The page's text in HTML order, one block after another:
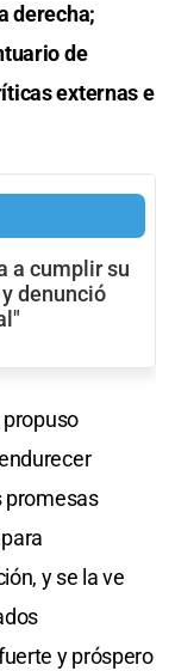
derecha;
de
externas e
a cumplir su
denunció
propuso
promesas
y se la ve
y próspero